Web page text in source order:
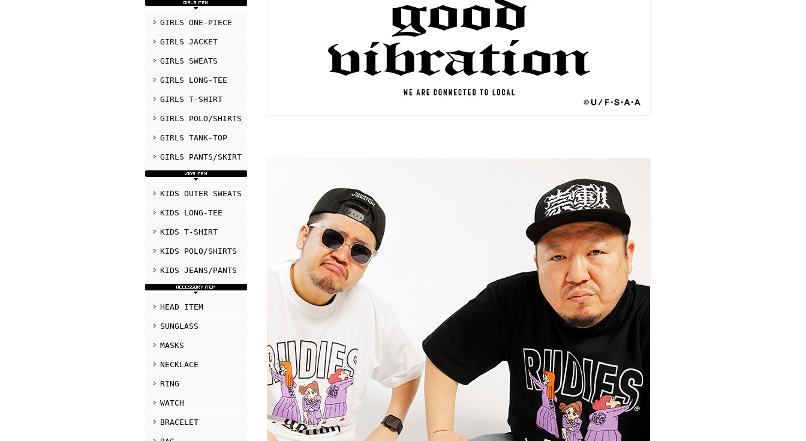
GIRLS ONE-PIECE
GIRLS JACKET
GIRLS SWEATS
GIRLS LONG-TEE
GIRLS T-SHIRT
GIRLS POLO/SHIRTS
GIRLS TANK-TOP
GIRLS PANTS/SKIRT
KIDS OUTER SWEATS
KIDS LONG-TEE
KIDS T-SHIRT
KIDS POLO/SHIRTS
KIDS JEANS/PANTS
HEAD ITEM
SUNGLASS
MASKS
NECKLACE
RING
WATCH
BRACELET